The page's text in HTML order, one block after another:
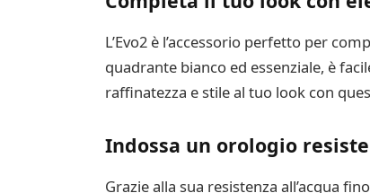
L’Evo2 è l’accessorio perfetto per
quadrante bianco ed essenziale, è
raffinatezza e stile al tuo look con
Indossa un orologio
Grazie alla sua resistenza all’acqua